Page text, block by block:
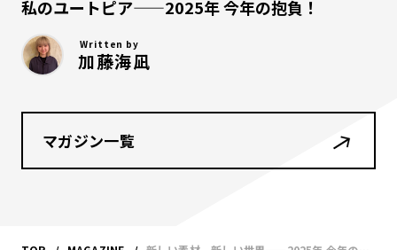
私のユートピア——2025年 今年の抱負！
Written by
加藤海凪
マガジン一覧